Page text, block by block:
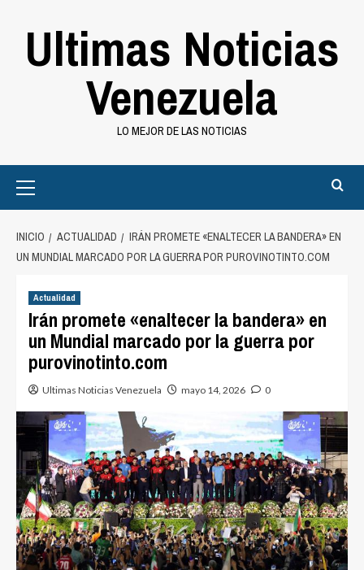
Ultimas Noticias
Venezuela
LO MEJOR DE LAS NOTICIAS
Menu
INICIO ACTUALIDAD
IRÁN PROMETE «ENALTECER LA BANDERA» EN
UN MUNDIAL MARCADO POR LA GUERRA POR PUROVINOTINTO.COM
Actualidad
Irán promete «enaltecer la bandera» en
un Mundial marcado por la guerra por
purovinotinto.com
Ultimas Noticias Venezuela mayo 14, 2026 0